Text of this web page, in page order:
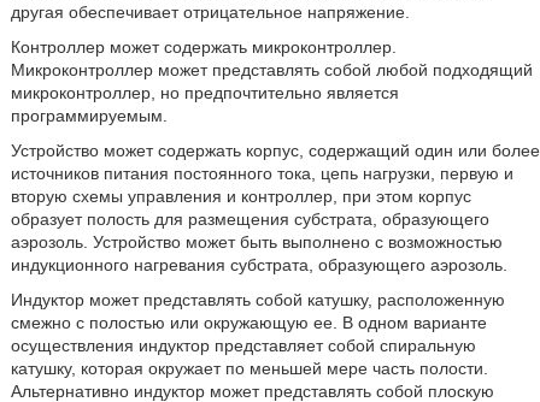
другая обеспечивает отрицательное напряжение.
Контроллер может содержать микроконтроллер.
Микроконтроллер может представлять собой любой подходящий
микроконтроллер, но предпочтительно является
программируемым.
Устройство может содержать корпус, содержащий один или более
источников питания постоянного тока, цепь нагрузки, первую и
вторую схемы управления и контроллер, при этом корпус
образует полость для размещения субстрата, образующего
аэрозоль. Устройство может быть выполнено с возможностью
индукционного нагревания субстрата, образующего аэрозоль.
Индуктор может представлять собой катушку, расположенную
смежно с полостью или окружающую ее. В одном варианте
осуществления индуктор представляет собой спиральную
катушку, которая окружает по меньшей мере часть полости.
Альтернативно индуктор может представлять собой плоскую